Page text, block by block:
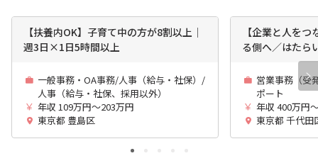
【扶養内OK】子育て中の方が8割以上│
週3日×1日5時間以上
一般事務・OA事務/人事（給与・社保）/
人事（給与・社保、採用以外）
年収 109万円～203万円
東京都 豊島区
【企業と人を
る側へ／はたら
営業事務（受
ポート
年収 400万円
東京都 千代田